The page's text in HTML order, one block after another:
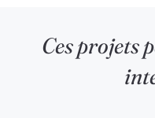
Ces projets